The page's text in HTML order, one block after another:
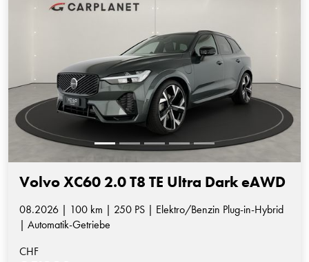
Volvo XC60 2.0 T8 TE Ultra Dark eAWD
08.2026 | 100 km | 250 PS | Elektro/Benzin Plug-in-Hybrid
| Automatik-Getriebe
CHF